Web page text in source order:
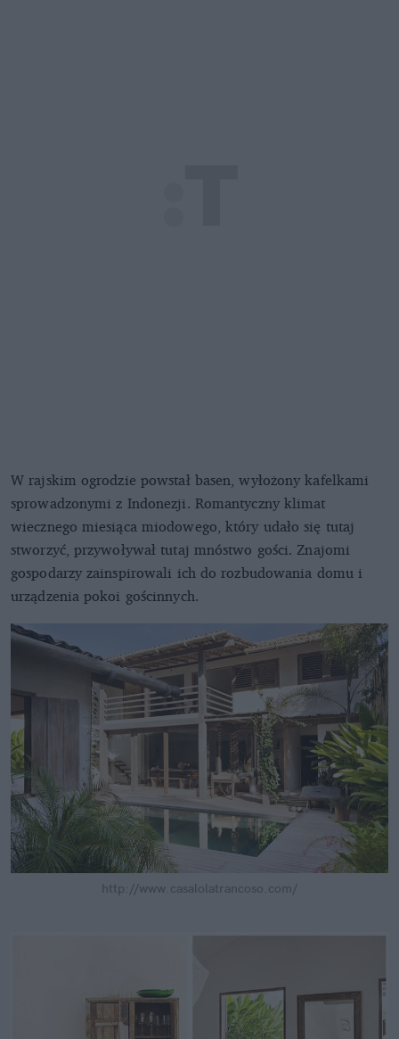
W rajskim ogrodzie powstał basen, wyłożony kafelkami
sprowadzonymi z Indonezji. Romantyczny klimat
wiecznego miesiąca miodowego, który udało się tutaj
stworzyć, przywoływał tutaj mnóstwo gości. Znajomi
gospodarzy zainspirowali ich do rozbudowania domu i
urządzenia pokoi gościnnych.
http://www.casalolatrancoso.com/